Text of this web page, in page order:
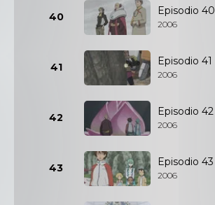
40 Episodio 40
2006
41 Episodio 41
2006
42 Episodio 42
2006
43 Episodio 43
2006